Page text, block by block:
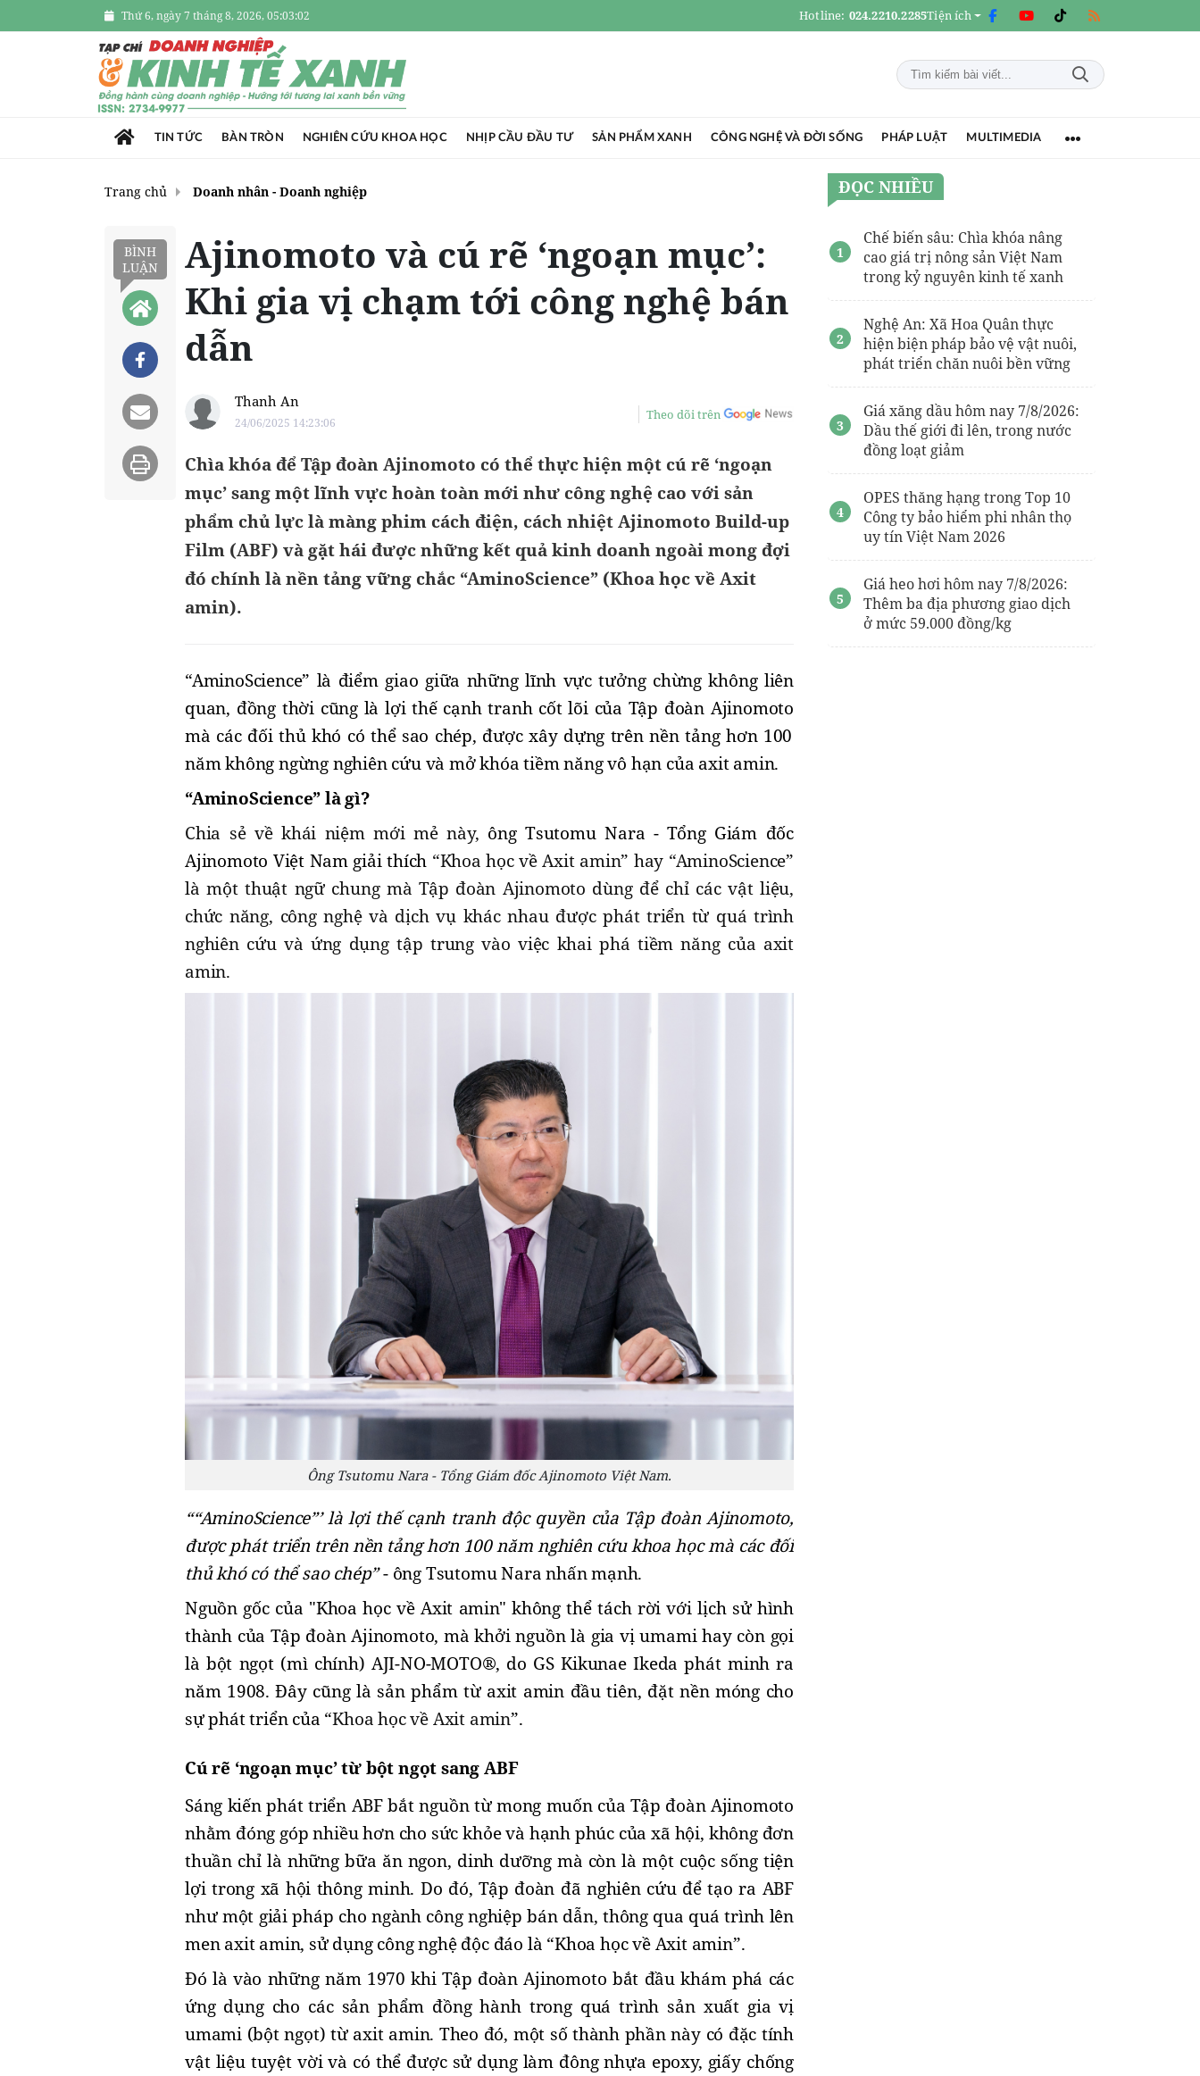
Thứ 6, ngày 7 tháng 8, 2026, 05:03:04 Hotline: 024.2210.2285Tiện ích
TIN TỨC BÀN TRÒN NGHIÊN CỨU KHOA HỌC NHỊP CẦU ĐẦU TƯ SẢN PHẨM XANH CÔNG NGHỆ VÀ ĐỜI SỐNG PHÁP LUẬT MULTIMEDIA
Trang chủ Doanh nhân - Doanh nghiệp
BÌNH
LUẬN
Ajinomoto và cú rẽ ‘ngoạn mục’:
Khi gia vị chạm tới công nghệ bán
dẫn
Thanh An
24/06/2025 14:23:06
Theo dõi trên
Chìa khóa để Tập đoàn Ajinomoto có thể thực hiện một cú rẽ ‘ngoạn
mục’ sang một lĩnh vực hoàn toàn mới như công nghệ cao với sản
phẩm chủ lực là màng phim cách điện, cách nhiệt Ajinomoto Build-up
Film (ABF) và gặt hái được những kết quả kinh doanh ngoài mong đợi
đó chính là nền tảng vững chắc “AminoScience” (Khoa học về Axit
amin).
“AminoScience” là điểm giao giữa những lĩnh vực tưởng chừng không liên
quan, đồng thời cũng làlợi thế cạnh tranh cốtlõi của Tập đoàn Ajinomoto
mà các đối thủ khó có thể sao chép, được xây dựng trên nền tảng hơn 100
năm không ngừng nghiên cứu và mở khóa tiềm năng vô hạn của axit amin.
“AminoScience” là gì?
Chia sẻ về khái niệm mới mẻ này, ông Tsutomu Nara - Tổng Giám đốc
Ajinomoto Việt Namgiải thích “Khoa học về Axit amin” hay “AminoScience”
là một thuật ngữ chung mà Tập đoàn Ajinomoto dùng để chỉ các vật liệu,
chức năng, công nghệ và dịch vụ khác nhau được phát triển từ quá trình
nghiên cứu và ứng dụng tập trung vào việc khai phá tiềm năng của axit
amin.
Ông Tsutomu Nara - Tổng Giám đốc Ajinomoto Việt Nam.
““AminoScience”’ làlợi thế cạnh tranh độcquyền của Tập đoàn Ajinomoto,
được phát triển trên nền tảnghơn 100 năm nghiên cứu khoa học mà các đối
thủ khócó thể sao chép”- ôngTsutomu Naranhấn mạnh.
Nguồn gốc của "Khoa học về Axit amin" không thể tách rời với lịch sử hình
thành của Tập đoàn Ajinomoto, mà khởi nguồn là gia vị umami hay còn gọi
là bột ngọt (mì chính) AJI-NO-MOTO®, do GS Kikunae Ikeda phát minh ra
năm 1908. Đây cũng là sản phẩm từ axit amin đầu tiên, đặt nền móng cho
sự phát triển của “Khoa học về Axit amin”.
Cú rẽ ‘ngoạn mục’ từ bột ngọt sang ABF
Sáng kiến phát triển ABF bắt nguồn từ mong muốn của Tập đoàn Ajinomoto
nhằm đóng góp nhiều hơn cho sức khỏe và hạnh phúc của xã hội, không đơn
thuần chỉ là những bữa ăn ngon, dinh dưỡng mà còn là một cuộc sống tiện
lợi trong xã hội thông minh. Do đó, Tập đoàn đã nghiên cứu để tạo ra ABF
như một giải pháp cho ngành công nghiệp bán dẫn, thông qua quá trình lên
men axit amin, sử dụng công nghệ độc đáo là “Khoa học về Axit amin”.
Đó là vào những năm 1970 khi Tập đoàn Ajinomoto bắt đầu khám phá các
ứng dụng cho các sản phẩm đồng hành trong quá trình sản xuất gia vị
umami (bột ngọt) từ axit amin. Theo đó, một số thành phần này có đặc tính
vật liệu tuyệt vời và có thể được sử dụng làm đông nhựa epoxy, giấy chống
ĐỌC NHIỀU
Chế biến sâu: Chìa khóa nâng
cao giá trị nông sản Việt Nam
trong kỷ nguyên kinh tế xanh
Nghệ An: Xã Hoa Quân thực
hiện biện pháp bảo vệ vật nuôi,
phát triển chăn nuôi bền vững
Giá xăng dầu hôm nay 7/8/2026:
Dầu thế giới đi lên, trong nước
đồng loạt giảm
OPES thăng hạng trong Top 10
Công ty bảo hiểm phi nhân thọ
uy tín Việt Nam 2026
Giá heo hơi hôm nay 7/8/2026:
Thêm ba địa phương giao dịch
ở mức 59.000 đồng/kg